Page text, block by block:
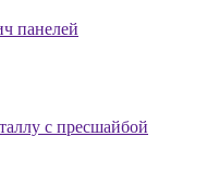
панелей
с пресшайбой